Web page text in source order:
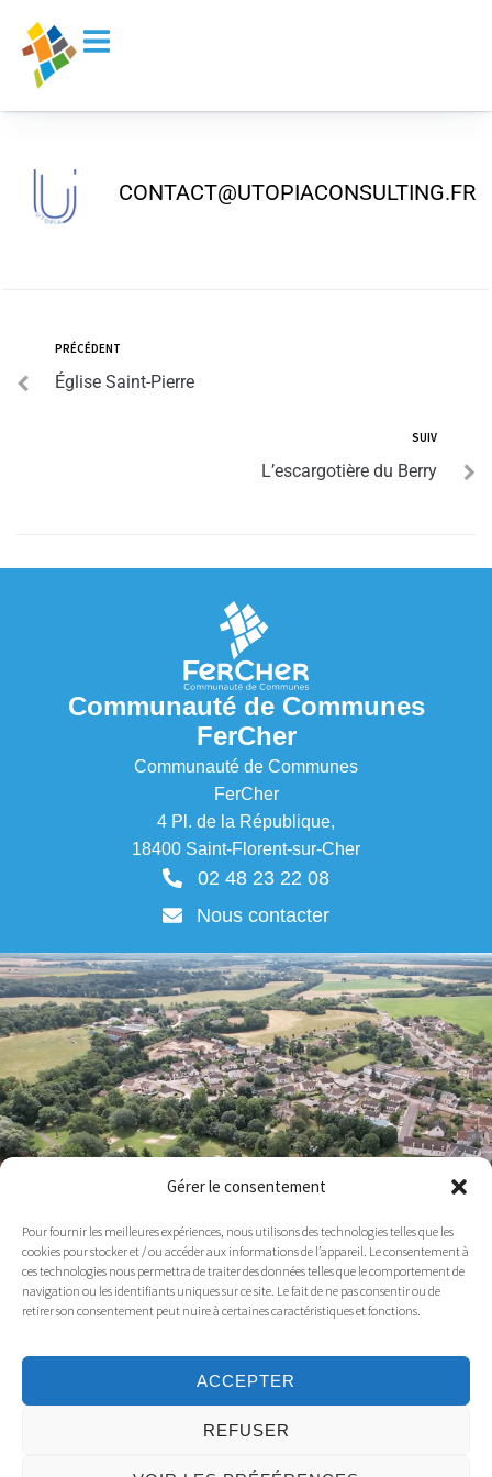
Gérer le consentement
Pour fournir les meilleures expériences, nous utilisons des technologies telles que les
cookies pour stocker et / ou accéder aux informations de l’appareil. Le consentement à
ces technologies nous permettra de traiter des données telles que le comportement de
navigation ou les identifiants uniques sur ce site. Le fait de ne pas consentir ou de
retirer son consentement peut nuire à certaines caractéristiques et fonctions.
ACCEPTER
REFUSER
principal
Plan d’eau
CONTACT@UTOPIACONSULTING.FR
PRÉCÉDENT
Église Saint-Pierre
SUIV
L’escargotière du Berry
Communauté de Communes
FerCher
Communauté de Communes
FerCher
4 Pl. de la République,
18400 Saint-Florent-sur-Cher
02 48 23 22 08
Nous contacter
FerCher le MagOffres d'emploi